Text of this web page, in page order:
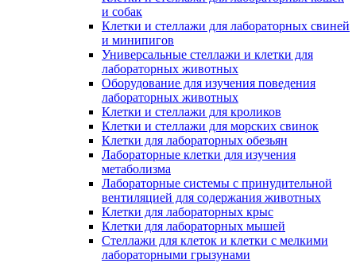
и собак
Клетки и стеллажи для лабораторных свиней
и минипигов
Универсальные стеллажи и клетки для
лабораторных животных
Оборудование для изучения поведения
лабораторных животных
Клетки и стеллажи для кроликов
Клетки и стеллажи для морских свинок
Клетки для лабораторных обезьян
Лабораторные клетки для изучения
метаболизма
Лабораторные системы с принудительной
вентиляцией для содержания животных
Клетки для лабораторных крыс
Клетки для лабораторных мышей
Стеллажи для клеток и клетки с мелкими
лабораторными грызунами